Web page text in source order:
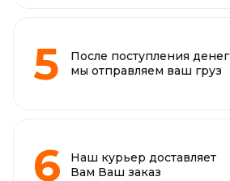
После поступления денег
мы отправляем ваш груз
Наш курьер доставляет
Вам Ваш заказ